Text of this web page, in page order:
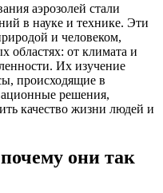
аэрозолей стали
в науке и технике. Эти
и человеком,
областях: от климата и
Их изучение
происходящие в
решения,
качество жизни людей и
они так